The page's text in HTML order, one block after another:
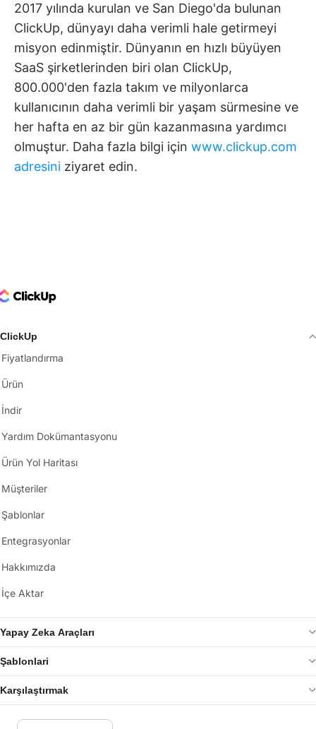
2017 yılında kurulan ve San Diego'da bulunan
ClickUp, dünyayı daha verimli hale getirmeyi
misyon edinmiştir. Dünyanın en hızlı büyüyen
SaaS şirketlerinden biri olan ClickUp,
800.000'den fazla takım ve milyonlarca
kullanıcının daha verimli bir yaşam sürmesine ve
her hafta en az bir gün kazanmasına yardımcı
olmuştur. Daha fazla bilgi için www.clickup.com
adresini ziyaret edin.
Logo
ClickUp
Fiyatlandırma
Ürün
İndir
Yardım Dokümantasyonu
Ürün Yol Haritası
Müşteriler
Şablonlar
Entegrasyonlar
Hakkımızda
İçe Aktar
Yapay Zeka Araçları
Şablonlari
Karşılaştırmak